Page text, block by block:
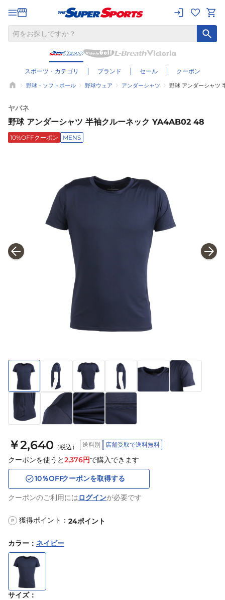
スポーツ・カテゴリ ブランド セール クーポン
野球・ソフトボール 野球ウェア アンダーシャツ 野球 アンダーシャツ
ヤバネ
野球 アンダーシャツ 半袖クルーネック YA4AB02 48
10%OFFクーポン MENS
￥2,640 （税込） 送料別 店舗受取で送料無料
クーポンを使うと2,376円で購入できます
10％OFFクーポンを取得する
クーポンのご利用にはログインが必要です
P 獲得ポイント： 24ポイント
カラー ： ネイビー
サイズ：